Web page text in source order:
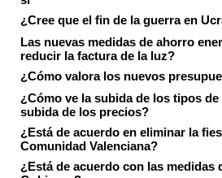
¿Cree que el fin de la guerra en
Las nuevas medidas de ahorro
reducir la factura de la luz?
¿Cómo valora los nuevos
¿Cómo ve la subida de los tipos
subida de los precios?
¿Está de acuerdo en eliminar la
Comunidad Valenciana?
¿Está de acuerdo con las medidas